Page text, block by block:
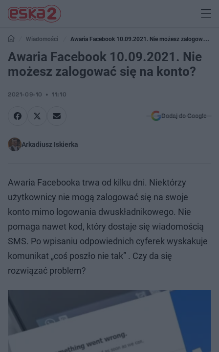
Wiadomości
Awaria Facebook 10.09.2021. Nie możesz zalogować
się na konto?
Awaria Facebook 10.09.2021. Nie
możesz zalogować się na konto?
2021-09-10 11:10
Dodaj do Google
Arkadiusz Iskierka
Awaria Facebooka trwa od kilku dni. Niektórzy
użytkownicy nie mogą zalogować się na swoje
konto mimo logowania dwuskładnikowego. Nie
pomaga nawet kod, który dostaje się wiadomością
SMS. Po wpisaniu odpowiednich cyferek wyskakuje
komunikat „coś poszło nie tak” . Czy da się
rozwiązać problem?